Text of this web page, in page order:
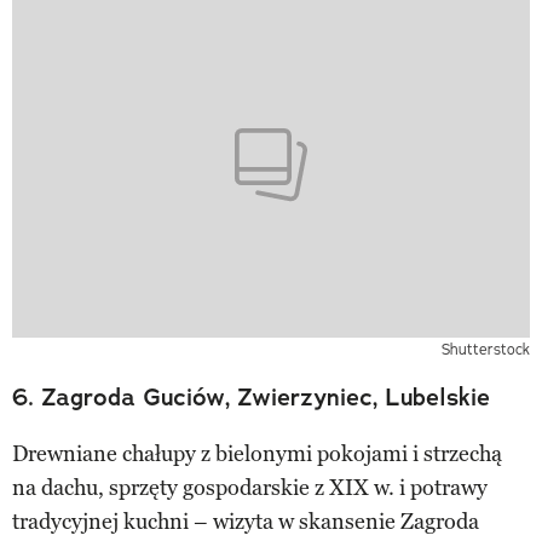
Shutterstock
6. Zagroda Guciów, Zwierzyniec, Lubelskie
Drewniane chałupy z bielonymi pokojami i strzechą
na dachu, sprzęty gospodarskie z XIX w. i potrawy
tradycyjnej kuchni – wizyta w skansenie Zagroda